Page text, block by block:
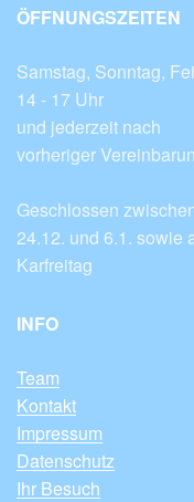
ÖFFNUNGSZEITEN
Samstag, Sonntag,
14 - 17 Uhr
und jederzeit nach
vorheriger
Geschlossen
24.12. und 6.1. sowie
Karfreitag
INFO
Team
Kontakt
Impressum
Datenschutz
Ihr Besuch